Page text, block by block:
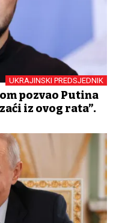
UKRAJINSKI PREDSJEDNIK
pozvao Putina
iz ovog rata”.